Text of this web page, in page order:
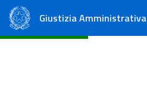
Giustizia Amministrativa